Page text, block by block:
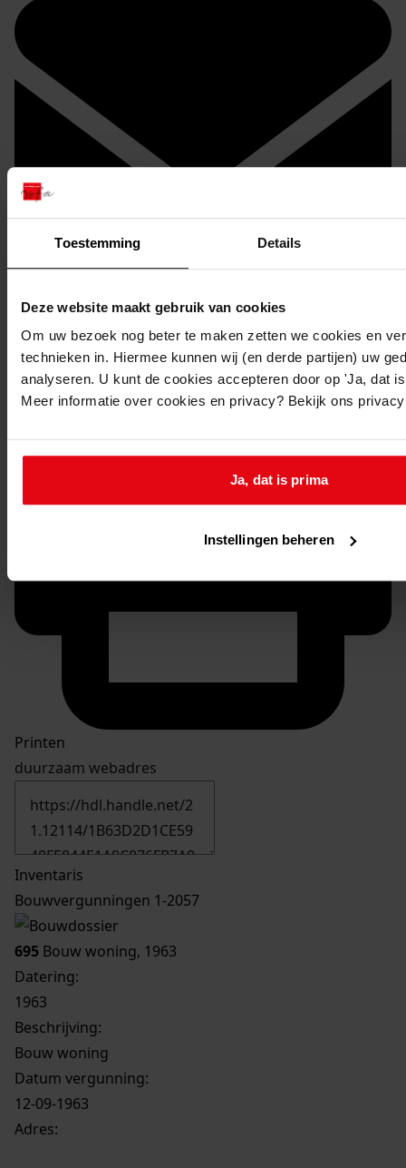
Toestemming Details
Deze website maakt gebruik van cookies
Om uw bezoek nog beter te maken zetten we cookies en
technieken in. Hiermee kunnen wij (en derde partijen) uw
analyseren. U kunt de cookies accepteren door op 'Ja, dat
Meer informatie over cookies en privacy? Bekijk ons
Ja, dat is prima
Instellingen beheren
Doorsturen per email
Printen
duurzaam webadres
Inventaris
Bouwvergunningen 1-2057
695 Bouw woning, 1963
Datering:
1963
Beschrijving:
Bouw woning
Datum vergunning:
12-09-1963
Adres: